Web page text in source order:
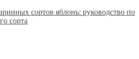
сортов яблонь: руководство по
сорта